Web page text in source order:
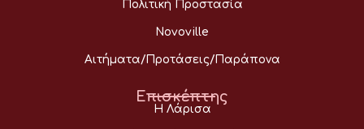
Πολιτική Προστασία
Novoville
Αιτήματα/Προτάσεις/Παράπονα
Επισκέπτης
Η Λάρισα